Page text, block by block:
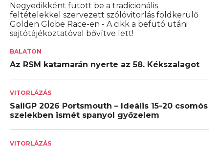
Negyedikként futott be a tradicionális
feltételekkel szervezett szólóvitorlás földkerülő
Golden Globe Race-en - A cikk a befutó utáni
sajtótájékoztatóval bővítve lett!
BALATON
Az RSM katamarán nyerte az 58. Kékszalagot
VITORLÁZÁS
SailGP 2026 Portsmouth – Ideális 15-20 csomós
szelekben ismét spanyol győzelem
VITORLÁZÁS